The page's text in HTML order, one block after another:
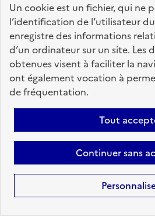
Un cookie est un fichier, qui ne
l’identification de l’utilisateur
enregistre des informations
d’un ordinateur sur un site. Les
obtenues visent à faciliter la
ont également vocation à
de fréquentation.
Tout
Continuer sans
Chargé(e) des
d'achats d'énergie -
INTERCOMMUNAL
LA MARNE
Localisation :
Marne(51)
Fonction publique :
Fonction publique Territoriale
Employeur :
Etablissements publics de
intercommunale
En ligne depuis le 20 juillet
Ajouter aux favoris: